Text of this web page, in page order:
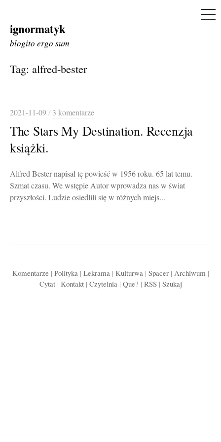
Skip
to
ignormatyk
blogito ergo sum
Tag: alfred-bester
2021-11-09/ 3 komentarze
The Stars My Destination. Recenzja
książki.
Alfred Bester napisał tę powieść w 1956 roku. 65 lat temu.
Szmat czasu. We wstępie Autor wprowadza nas w świat
przyszłości. Ludzie osiedlili się w różnych miejs...
Komentarze | Polityka| Lekrama| Kulturwa| Spacer| Archiwum |
Cytat| Kontakt| Czytelnia| Que? | RSS| Szukaj